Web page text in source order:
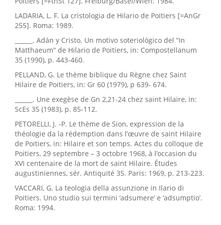
LADARIA, L. F. La cristologia de Hilario de Poitiers [=AnGr
255]. Roma: 1989.
______. Adán y Cristo. Un motivo soteriológico del “In
Matthaeum” de Hilario de Poitiers, in: Compostellanum
35 (1990), p. 443-460.
PELLAND, G. Le thème biblique du Règne chez Saint
Hilaire de Poitiers, in: Gr 60 (1979), p 639- 674.
______. Une exegèse de Gn 2,21-24 chez saint Hilaire, in:
ScEs 35 (1983), p. 85-112.
PETORELLI, J. -P. Le thème de Sion, expression de la
théologie da la rédemption dans l’œuvre de saint Hilaire
de Poitiers, in: Hilaire et son temps. Actes du colloque de
Poitiers, 29 septembre – 3 octobre 1968, à l’occasion du
XVI centenaire de la mort de saint Hilaire. Études
augustiniennes, sér. Antiquité 35. Paris: 1969, p. 213-223.
VACCARI, G. La teologia della assunzione in Ilario di
Poitiers. Uno studio sui termini ‘adsumere’ e ‘adsumptio’.
Roma: 1994.